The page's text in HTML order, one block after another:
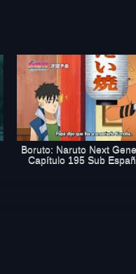
Boruto: Naruto Next
Capítulo 195 Sub